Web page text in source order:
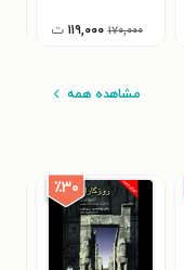
۱۷۰,۰۰۰ ۱۱۹,۰۰۰ ت
مشاهده همه
٪۳۰